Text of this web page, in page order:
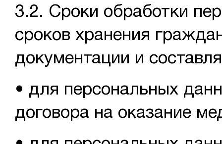
3.2. Сроки обработки
сроков хранения
документации и
• для персональных
договора на оказание